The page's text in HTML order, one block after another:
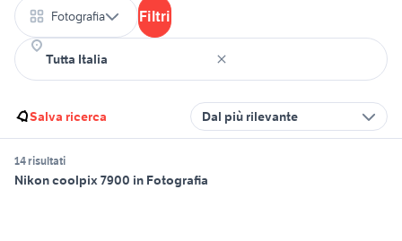
Fotografia Filtri
Salva ricerca Dal più rilevante
14 risultati
Nikon coolpix 7900 in Fotografia